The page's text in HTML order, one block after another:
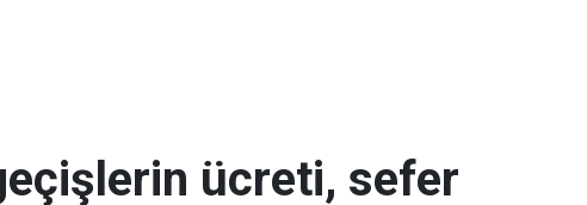
ücreti, sefer